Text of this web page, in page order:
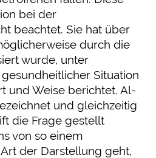
bei der
beachtet. Sie hat über
durch die
wurde, unter
Situation
und Weise berichtet. Al-
und gleichzeitig
die Frage gestellt
von so einem
der Darstellung geht,